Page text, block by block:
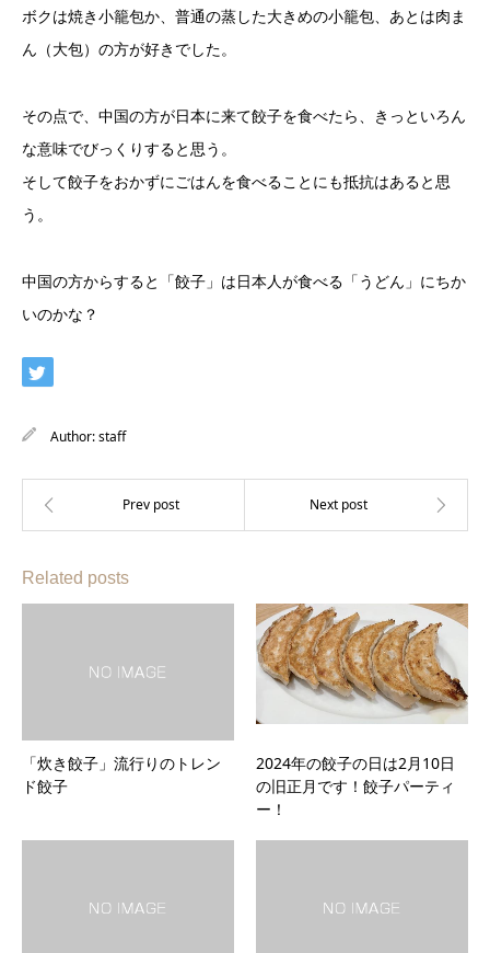
ボクは焼き小籠包か、普通の蒸した大きめの小籠包、あとは肉ま
ん（大包）の方が好きでした。
その点で、中国の方が日本に来て餃子を食べたら、きっといろん
な意味でびっくりすると思う。
そして餃子をおかずにごはんを食べることにも抵抗はあると思
う。
中国の方からすると「餃子」は日本人が食べる「うどん」にちか
いのかな？
Author:staff
Related posts
「炊き餃子」流行りのトレン
ド餃子
2024年の餃子の日は2月10日
の旧正月です！餃子パーティ
ー！